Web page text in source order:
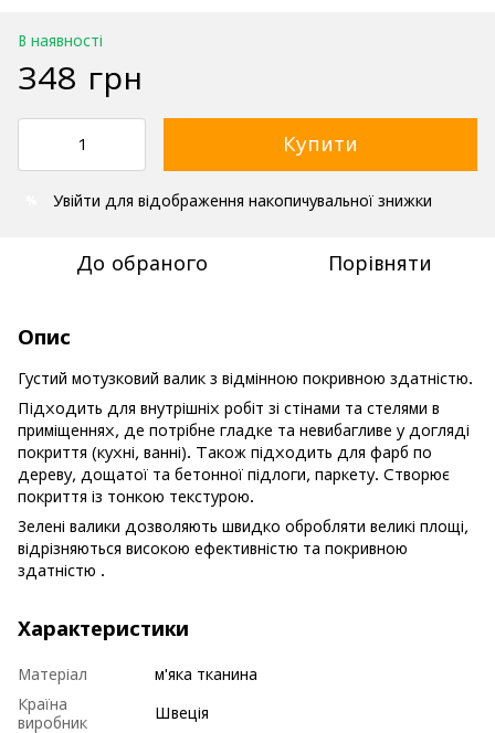
В наявності
348 грн
Купити
Увійти для відображення накопичувальної знижки
До обраного Порівняти
Опис
Густий мотузковий валик з відмінною покривною здатністю.
Підходить для внутрішніх робіт зі стінами та стелями в
приміщеннях, де потрібне гладке та невибагливе у догляді
покриття (кухні, ванні). Також підходить для фарб по
дереву, дощатої та бетонної підлоги, паркету. Створює
покриття із тонкою текстурою.
Зелені валики дозволяють швидко обробляти великі площі,
відрізняються високою ефективністю та покривною
здатністю .
Характеристики
Матеріал
м'яка тканина
Країна
виробник
Швеція